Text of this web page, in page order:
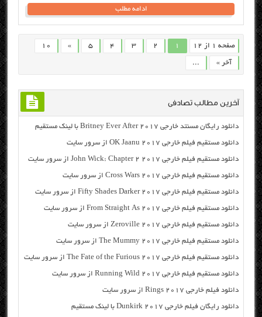
ادامه مطلب
صفحه 1 از 12 1
2
3
4
5
»
10
... آخر »
آخرین مطالب تصادفی
دانلود رایگان مسنتد خارجی Britney Ever After 2017 با لینک مستقیم
دانلود مستقیم فیلم خارجی OK Jaanu 2017 از سرور سایت
دانلود مستقیم فیلم خارجی John Wick: Chapter 2 2017 از سرور سایت
دانلود مستقیم فیلم خارجی Cross Wars 2017 از سرور سایت
دانلود مستقیم فیلم خارجی Fifty Shades Darker 2017 از سرور سایت
دانلود مستقیم فیلم خارجی From Straight As 2017 از سرور سایت
دانلود مستقیم فیلم خارجی Zeroville 2017 از سرور سایت
دانلود مستقیم فیلم خارجی The Mummy 2017 از سرور سایت
دانلود مستقیم فیلم خارجی The Fate of the Furious 2017 از سرور سایت
دانلود مستقیم فیلم خارجی Running Wild 2017 از سرور سایت
دانلود فیلم خارجی Rings 2017 از سرور سایت
دانلود رایگان فیلم خارجی Dunkirk 2017 با لینک مستقیم